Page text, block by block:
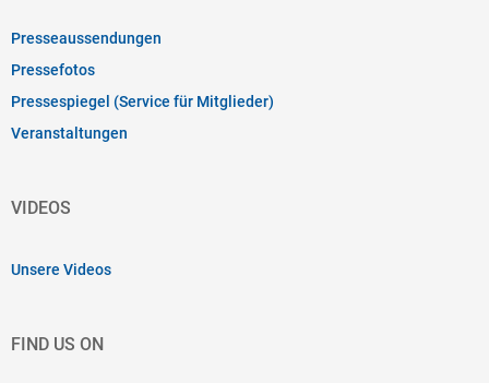
Presseaussendungen
Pressefotos
Pressespiegel (Service für Mitglieder)
Veranstaltungen
VIDEOS
Unsere Videos
FIND US ON